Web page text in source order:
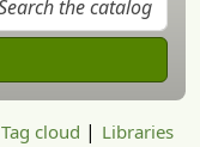
Tag cloud Libraries